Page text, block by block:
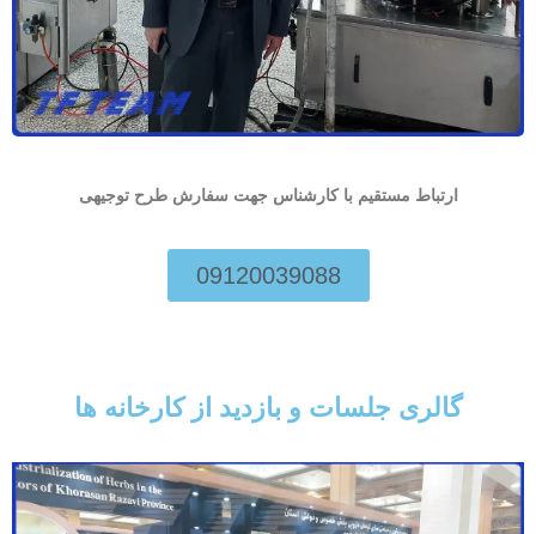
ارتباط مستقیم با کارشناس جهت سفارش طرح توجیهی
09120039088
گالری جلسات و بازدید از کارخانه ها